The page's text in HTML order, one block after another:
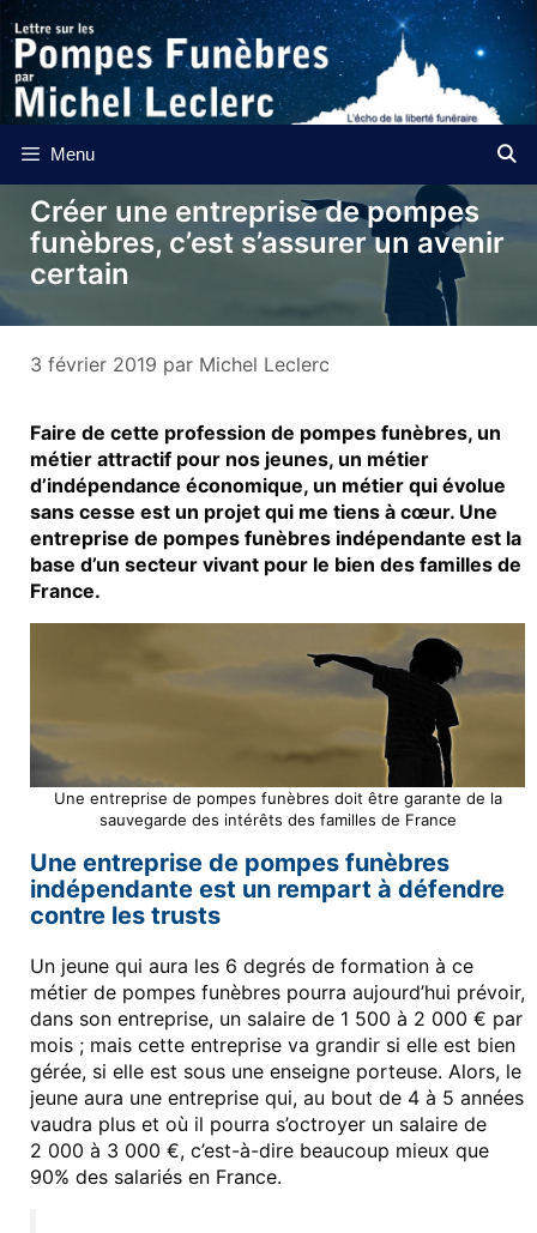
Aller
au
contenu
Menu
Créer une entreprise de pompes
funèbres, c’est s’assurer un avenir
certain
3 février 2019 par Michel Leclerc
Faire de cette profession de pompes funèbres, un
métier attractif pour nos jeunes, un métier
d’indépendance économique, un métier qui évolue
sans cesse est un projet qui me tiens à cœur. Une
entreprise de pompes funèbres indépendante est la
base d’un secteur vivant pour le bien des familles de
France.
Une entreprise de pompes funèbres doit être garante de la
sauvegarde des intérêts des familles de France
Une entreprise de pompes funèbres
indépendante est un rempart à défendre
contre les trusts
Un jeune qui aura les 6 degrés de formation à ce
métier de pompes funèbres pourra aujourd’hui prévoir,
dans son entreprise, un salaire de 1 500 à 2 000 € par
mois ; mais cette entreprise va grandir si elle est bien
gérée, si elle est sous une enseigne porteuse. Alors, le
jeune aura une entreprise qui, au bout de 4 à 5 années
vaudra plus et où il pourra s’octroyer un salaire de
2 000 à 3 000 €, c’est-à-dire beaucoup mieux que
90% des salariés en France.